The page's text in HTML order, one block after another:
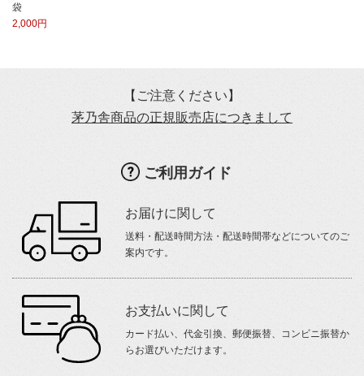
袋
2,000円
【ご注意ください】
茅乃舎商品の正規販売店につきまして
ご利用ガイド
お届けに関して
送料・配送時間方法・配送時間帯などについてのご
案内です。
お支払いに関して
カード払い、代金引換、郵便振替、コンビニ振替か
らお選びいただけます。